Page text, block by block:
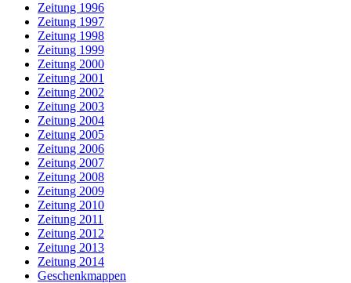
Zeitung 1996
Zeitung 1997
Zeitung 1998
Zeitung 1999
Zeitung 2000
Zeitung 2001
Zeitung 2002
Zeitung 2003
Zeitung 2004
Zeitung 2005
Zeitung 2006
Zeitung 2007
Zeitung 2008
Zeitung 2009
Zeitung 2010
Zeitung 2011
Zeitung 2012
Zeitung 2013
Zeitung 2014
Geschenkmappen